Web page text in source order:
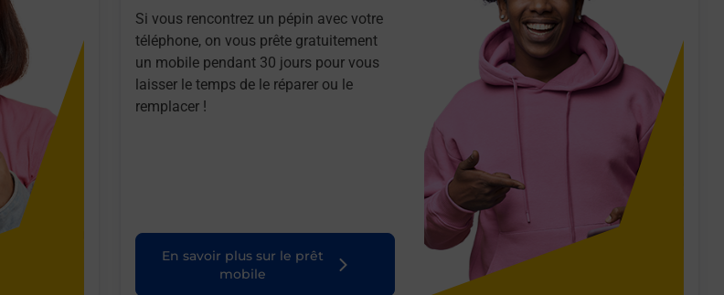
Si vous rencontrez un pépin avec votre
téléphone, on vous prête gratuitement
un mobile pendant 30 jours pour vous
laisser le temps de le réparer ou le
remplacer !
En savoir plus sur le prêt
mobile